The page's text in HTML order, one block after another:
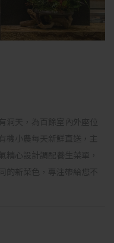
洞天，為百餘室內外座位
機小農每天新鮮直送，主
精心設計調配養生菜單，
的新菜色，專注帶給您不